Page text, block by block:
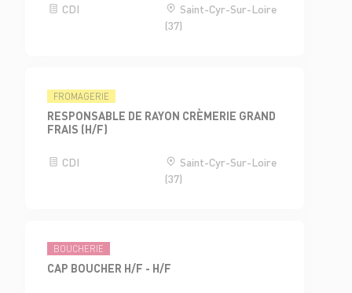
CDI
Saint-Cyr-Sur-Loire
(37)
FROMAGERIE
RESPONSABLE DE RAYON CRÈMERIE GRAND
FRAIS (H/F)
CDI
Saint-Cyr-Sur-Loire
(37)
BOUCHERIE
CAP BOUCHER H/F - H/F